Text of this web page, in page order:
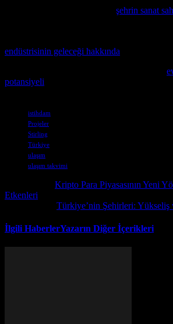
şehrin sanat
endüstrisinin geleceği hakkında
potansiyeli
istihdam
Projeler
Stirling
Türkiye
ulaşım
ulaşım takvimi
Kripto Para Piyasasının Yeni
Etkenleri
Türkiye’nin Şehirleri: Yükseliş
İlgili HaberlerYazarın Diğer İçerikleri